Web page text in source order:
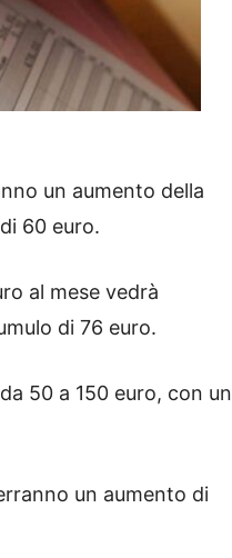
un aumento della
60 euro.
al mese vedrà
di 76 euro.
50 a 150 euro, con un
un aumento di